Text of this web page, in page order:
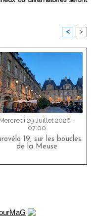
< >
Mercredi 29 Juillet 2026 -
07:00
19, sur les boucles
de la Meuse